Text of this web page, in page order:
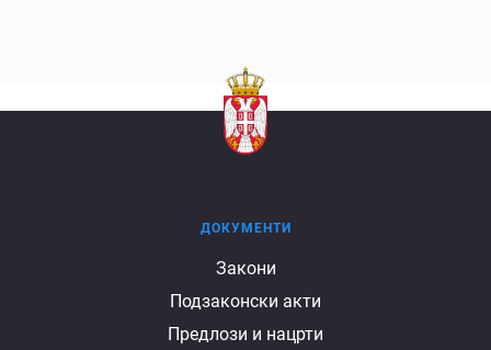
ДОКУМЕНТИ
Закони
Подзаконски акти
Предлози и нацрти